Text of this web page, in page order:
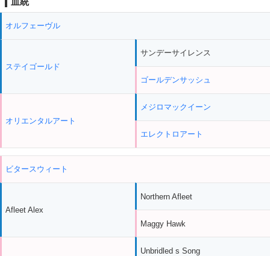
オルフェーヴル
ステイゴールド
オリエンタルアート
サンデーサイレンス
ゴールデンサッシュ
メジロマックイーン
エレクトロアート
ビタースウィート
Afleet Alex
Northern Afleet
Maggy Hawk
Unbridled s Song